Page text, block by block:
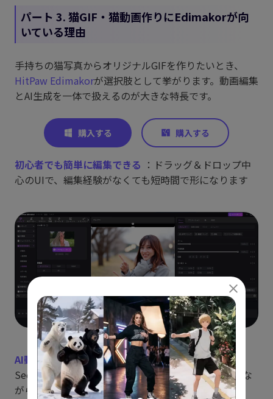
パート 3. 猫GIF・猫動画作りにEdimakorが向
いている理由
手持ちの猫写真からオリジナルGIFを作りたいとき、
HitPaw Edimakorが選択肢として挙がります。動画編集
とAI生成を一体で扱えるのが大きな特長です。
初心者でも簡単に編集できる ：ドラッグ＆ドロップ中
心のUIで、編集経験がなくても短時間で形になります
AI動画生成で静止画を動かせる：Google Veo 3・
Seedance 2.0・Klingなど複数のAIモデルを使い分けな
がら、猫写真にアニメーションを付けられます